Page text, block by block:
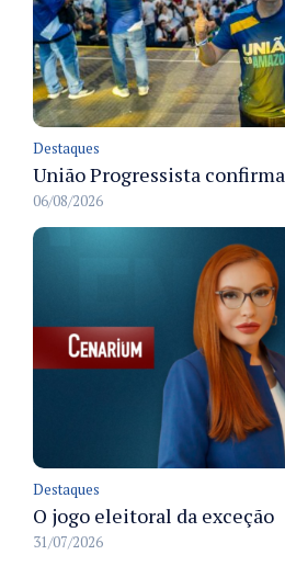
Destaques
06/08/2026
Destaques
O jogo eleitoral da exceção
31/07/2026